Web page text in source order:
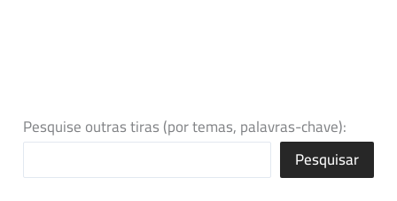
Pesquise outras tiras (por temas, palavras-chave):
Pesquisar